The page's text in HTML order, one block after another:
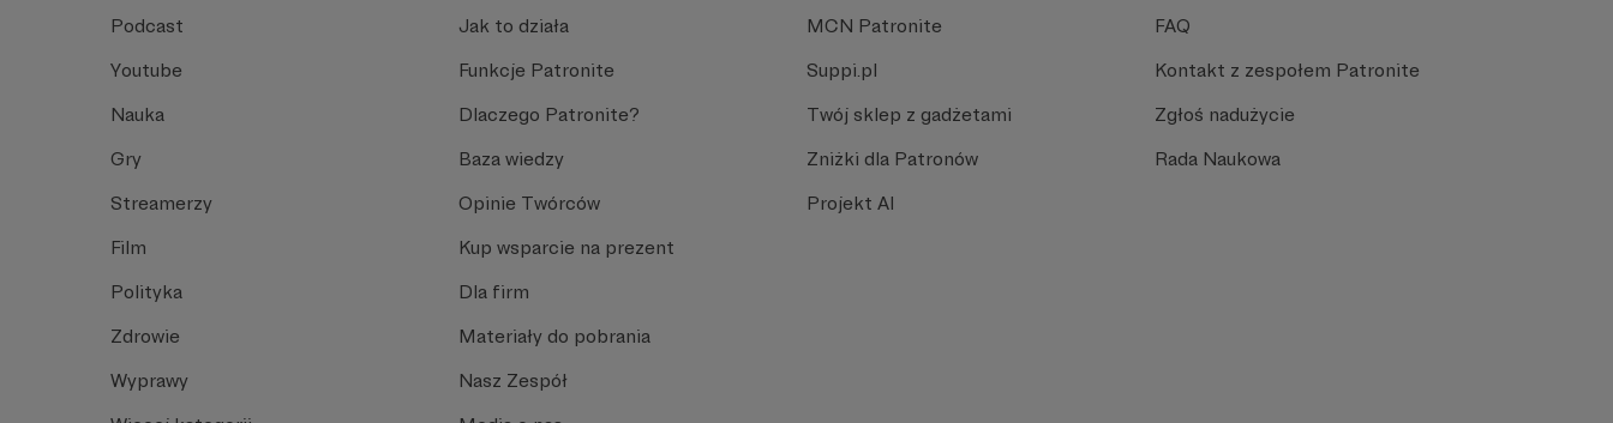
Podcast
Youtube
Nauka
Gry
Streamerzy
Film
Polityka
Zdrowie
Wyprawy
Jak to działa
Funkcje Patronite
Dlaczego Patronite?
Baza wiedzy
Opinie Twórców
Kup wsparcie na prezent
Dla firm
Materiały do pobrania
Nasz Zespół
MCN Patronite
Suppi.pl
Twój sklep z gadżetami
Zniżki dla Patronów
Projekt AI
FAQ
Kontakt z zespołem Patronite
Zgłoś nadużycie
Rada Naukowa